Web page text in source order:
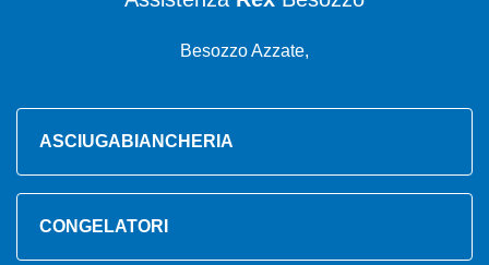
Besozzo Azzate,
ASCIUGABIANCHERIA
CONGELATORI